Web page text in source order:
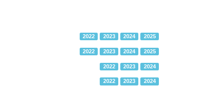
2022 2023 2024 2025
2022 2023 2024 2025
2022 2023 2024
2022 2023 2024